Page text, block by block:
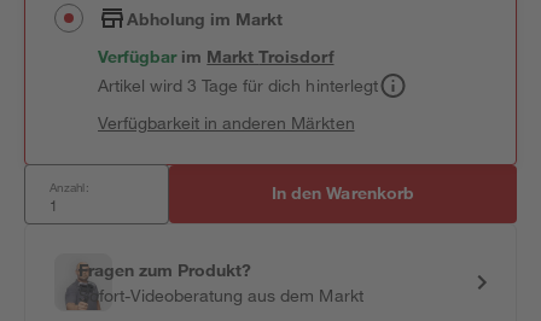
Abholung im Markt
Verfügbar im MarktTroisdorf
Artikel wird 3 Tage für dich hinterlegt
Verfügbarkeit in anderen Märkten
Anzahl: In den Warenkorb
Fragen zum Produkt?
Sofort-Videoberatung aus dem Markt